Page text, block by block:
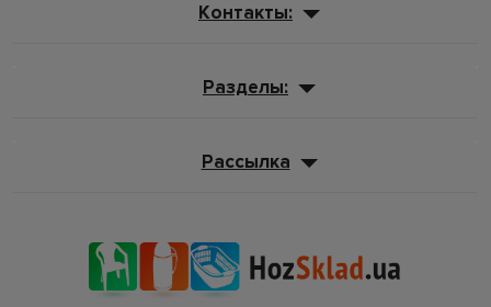
Контакты:
Разделы:
Рассылка